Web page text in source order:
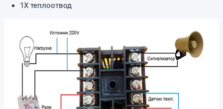
1X теплоотвод